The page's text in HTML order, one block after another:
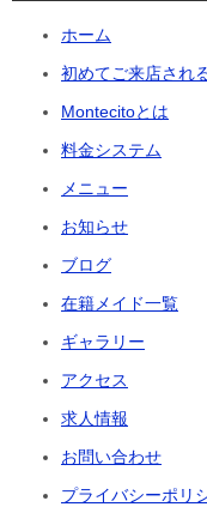
ホーム
初めてご来店され
Montecitoとは
料金システム
メニュー
お知らせ
ブログ
在籍メイド一覧
ギャラリー
アクセス
求人情報
お問い合わせ
プライバシーポリ